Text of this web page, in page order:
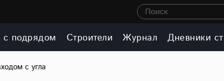
Поиск
с подрядом Строители Журнал Дневники
с угла